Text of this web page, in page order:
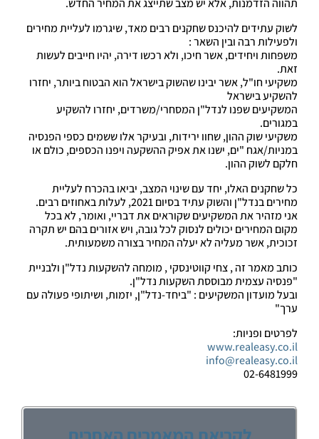
תהווה הזדמנות, אלא יש מצב שתייצג את המחיר החדש.
לשוק עתידים להיכנס שחקנים רבים מאד, שיגרמו לעליית מחירים
ולפעילות רבה ובין השאר :
משפחות ויחידים, אשר חיכו, ולא רכשו דירה, יהיו חייבים לעשות
זאת.
משקיעי חו"ל, אשר יבינו שהשוק בישראל הוא הבטוח ביותר, יחזרו
להשקיע בישראל
המשקיעים שפנו לנדל"ן המסחרי/משרדים, יחזרו להשקיע
במגורים.
משקיעי שוק ההון, שחוו ירידות, ובעיקר אלו ששמים כספי הפנסיה
במניות/אגח "ים, ישנו את אפיק ההשקעה ויפנו הכספים, כולם או
חלקם לשוק ההון.
כל שחקנים האלו, יחד עם שינוי המצב, יביאו בהכרח לעליית
מחירים בנדל"ן והשוק עתיד בסיום 2021, לעלות באחוזים רבים.
אני מזהיר את המשקיעים שקוראים את דבריי, ואומר, לא בכל
מקום המחירים יכולים לנסוק לכל גובה, ויש אזורים בהם יש תקרה
זכוכית, אשר מעליה לא יעלה המחיר בצורה משמעותית.
כותב מאמר זה , צחי קווטינסקי , מומחה להשקעות נדל"ן ולבניית
"פנסיה עצמית מבוססת השקעות נדל"ן.
ובעל מועדון המשקיעים : "ביחד-נדל"ן, יזמות, ושיתופי פעולה עם
ערך"
לפרטים ופניות:
www.realeasy.co.il
info@realeasy.co.il
02-6481999